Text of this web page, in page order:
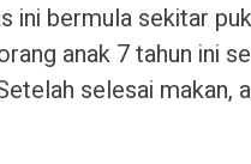
ini bermula sekitar
anak 7 tahun ini
selesai